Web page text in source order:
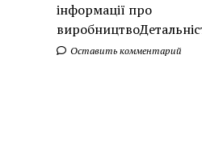
інформації про
Оставить комментарий